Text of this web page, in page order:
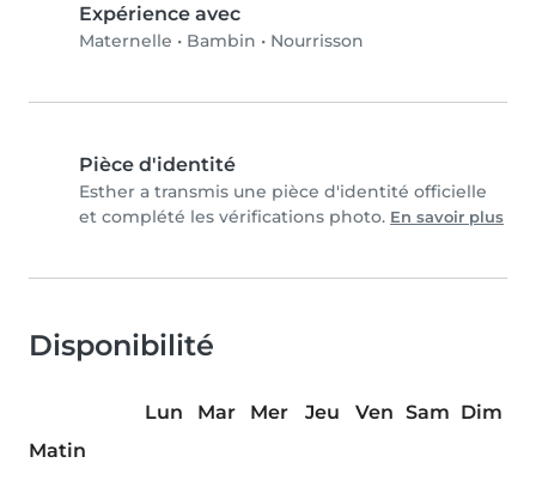
Expérience avec
Maternelle • Bambin • Nourrisson
Pièce d'identité
Esther a transmis une pièce d'identité officielle
et complété les vérifications photo. En savoir plus
Disponibilité
Lun Mar Mer Jeu Ven Sam Dim
Matin